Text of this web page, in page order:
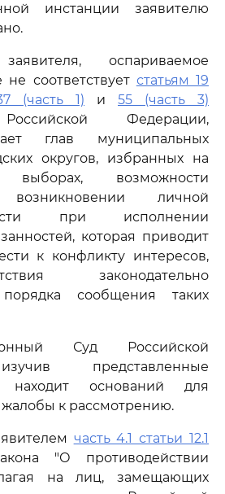
инстанции заявителю
оспариваемое
соответствует статьям 19
(часть 1) и 55 (часть 3)
Федерации,
глав муниципальных
округов, избранных на
выборах, возможности
личной
при исполнении
которая приводит
к конфликту интересов,
законодательно
порядка сообщения таких
Суд Российской
представленные
оснований для
к рассмотрению.
часть 4.1 статьи 12.1
"О противодействии
на лиц, замещающих